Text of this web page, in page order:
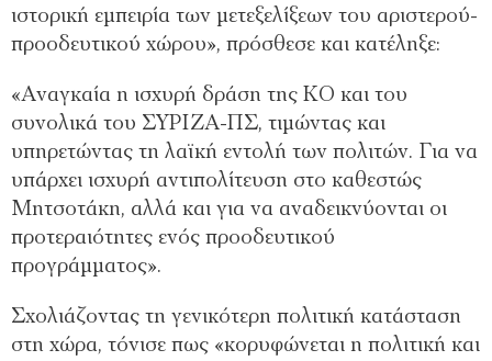
ιστορική εμπειρία των μετεξελίξεων του αριστερού-
προοδευτικού χώρου», πρόσθεσε και κατέληξε:
«Αναγκαία η ισχυρή δράση της ΚΟ και του
συνολικά του ΣΥΡΙΖΑ-ΠΣ, τιμώντας και
υπηρετώντας τη λαϊκή εντολή των πολιτών. Για να
υπάρχει ισχυρή αντιπολίτευση στο καθεστώς
Μητσοτάκη, αλλά και για να αναδεικνύονται οι
προτεραιότητες ενός προοδευτικού
προγράμματος».
Σχολιάζοντας τη γενικότερη πολιτική κατάσταση
στη χώρα, τόνισε πως «κορυφώνεται η πολιτική και